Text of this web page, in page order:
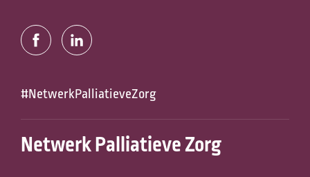
#NetwerkPalliatieveZorg
Netwerk Palliatieve Zorg